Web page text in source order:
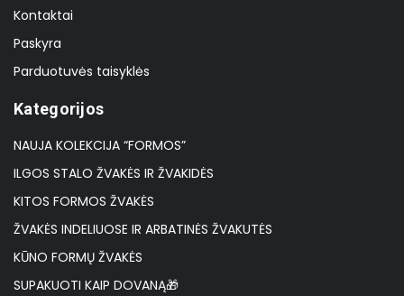
Kontaktai
Paskyra
Parduotuvės taisyklės
Kategorijos
NAUJA KOLEKCIJA “FORMOS”
ILGOS STALO ŽVAKĖS IR ŽVAKIDĖS
KITOS FORMOS ŽVAKĖS
ŽVAKĖS INDELIUOSE IR ARBATINĖS ŽVAKUTĖS
KŪNO FORMŲ ŽVAKĖS
SUPAKUOTI KAIP DOVANĄ🎁